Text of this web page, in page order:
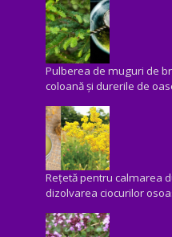
Pulberea de muguri de
coloană și durerile de
Rețetă pentru calmarea
dizolvarea ciocurilor